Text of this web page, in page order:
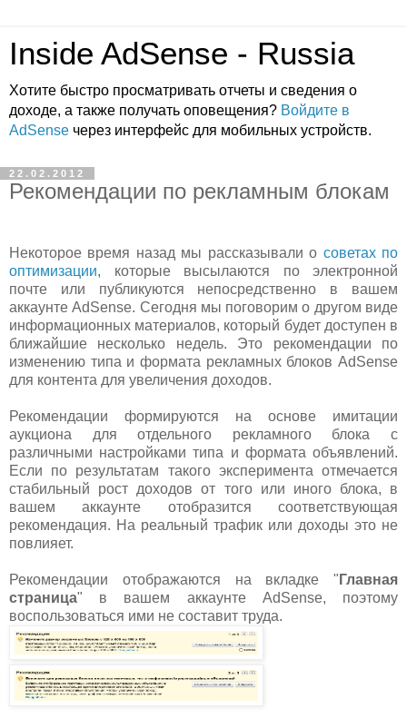
Inside AdSense - Russia
Хотите быстро просматривать отчеты и сведения о
доходе, а также получать оповещения? Войдите в
AdSense через интерфейс для мобильных устройств.
22.02.2012
Рекомендации по рекламным блокам
Некоторое время назад мы рассказывали о советах по
оптимизации, которые высылаются по электронной
почте или публикуются непосредственно в вашем
аккаунте AdSense. Сегодня мы поговорим о другом виде
информационных материалов, который будет доступен в
ближайшие несколько недель. Это рекомендации по
изменению типа и формата рекламных блоков AdSense
для контента для увеличения доходов.
Рекомендации формируются на основе имитации
аукциона для отдельного рекламного блока с
различными настройками типа и формата объявлений.
Если по результатам такого эксперимента отмечается
стабильный рост доходов от того или иного блока, в
вашем аккаунте отобразится соответствующая
рекомендация. На реальный трафик или доходы это не
повлияет.
Рекомендации отображаются на вкладке " Главная
страница" в вашем аккаунте AdSense, поэтому
воспользоваться ими не составит труда.